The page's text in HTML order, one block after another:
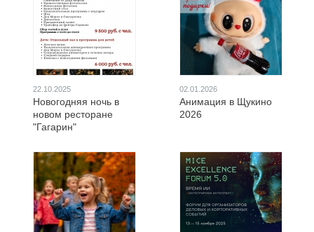
22.10.2025
Новогодняя ночь в
новом ресторане
"Гагарин"
02.01.2026
Анимация в Щукино
2026